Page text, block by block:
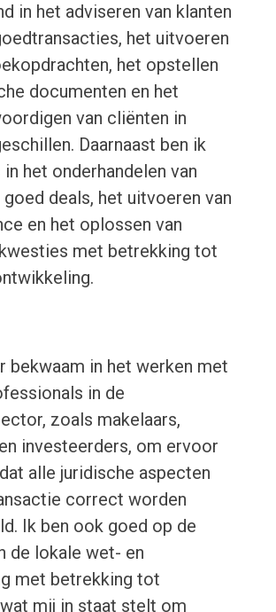
in het adviseren van klanten
het uitvoeren
het opstellen
documenten en het
van cliënten in
Daarnaast ben ik
het onderhandelen van
deals, het uitvoeren van
en het oplossen van
met betrekking tot
bekwaam in het werken met
in de
zoals makelaars,
investeerders, om ervoor
alle juridische aspecten
correct worden
Ik ben ook goed op de
de lokale wet- en
met betrekking tot
mij in staat stelt om